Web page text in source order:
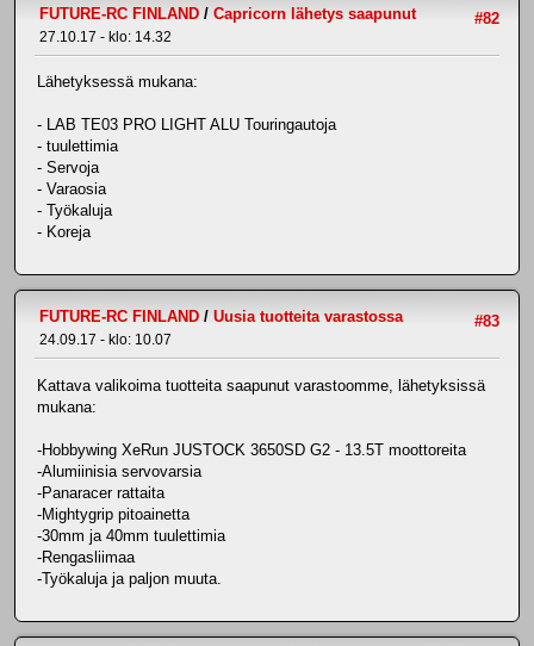
#82
FUTURE-RC FINLAND / Capricorn lähetys saapunut
27.10.17 - klo: 14.32
Lähetyksessä mukana:
- LAB TE03 PRO LIGHT ALU Touringautoja
- tuulettimia
- Servoja
- Varaosia
- Työkaluja
- Koreja
#83
FUTURE-RC FINLAND / Uusia tuotteita varastossa
24.09.17 - klo: 10.07
Kattava valikoima tuotteita saapunut varastoomme, lähetyksissä
mukana:
-Hobbywing XeRun JUSTOCK 3650SD G2 - 13.5T moottoreita
-Alumiinisia servovarsia
-Panaracer rattaita
-Mightygrip pitoainetta
-30mm ja 40mm tuulettimia
-Rengasliimaa
-Työkaluja ja paljon muuta.